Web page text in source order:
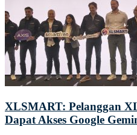
XLSMART: Pelanggan
Dapat Akses Google